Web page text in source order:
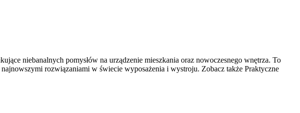
niebanalnych pomysłów na urządzenie mieszkania oraz nowoczesnego wnętrza. To
rozwiązaniami w świecie wyposażenia i wystroju. Zobacz także Praktyczne